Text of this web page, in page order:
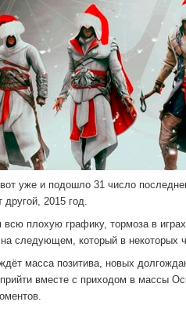
уже и подошло 31 число
другой, 2015 год.
всю плохую графику, тормоза в
следующем, который в некоторых
масса позитива, новых
вместе с приходом в массы